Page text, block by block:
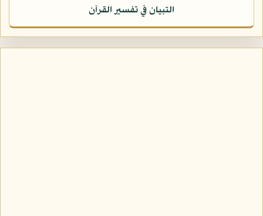
التبيان في تفسير القرآن